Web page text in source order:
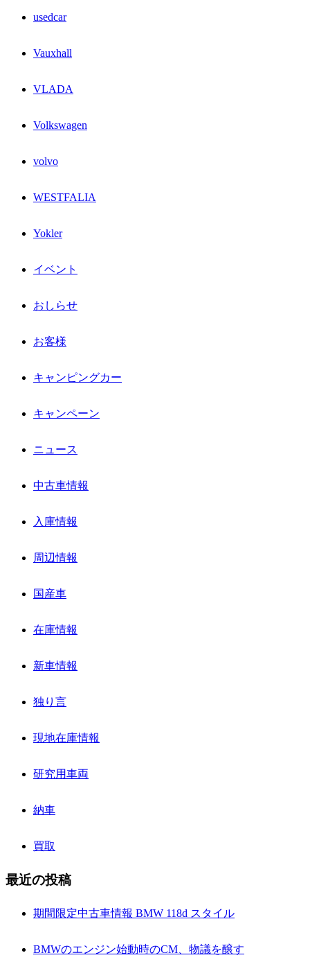
usedcar
Vauxhall
VLADA
Volkswagen
volvo
WESTFALIA
Yokler
イベント
おしらせ
お客様
キャンピングカー
キャンペーン
ニュース
中古車情報
入庫情報
周辺情報
国産車
在庫情報
新車情報
独り言
現地在庫情報
研究用車両
納車
買取
最近の投稿
期間限定中古車情報 BMW 118d スタイル
BMWのエンジン始動時のCM、物議を醸す